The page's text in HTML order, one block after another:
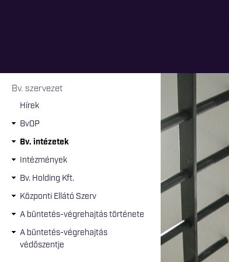
Jelenlegi hely
Bv. szervezet
Hírek
BvOP
Bv. intézetek
Intézmények
Bv. Holding Kft.
Központi Ellátó Szerv
A büntetés-végrehajtás története
A büntetés-végrehajtás
védőszentje